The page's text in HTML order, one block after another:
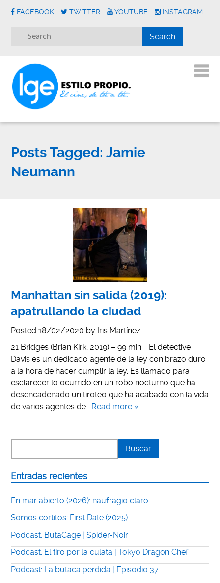
FACEBOOK TWITTER YOUTUBE INSTAGRAM
Posts Tagged: Jamie
Neumann
Manhattan sin salida (2019):
apatrullando la ciudad
Posted18/02/2020 by Iris Martínez
21 Bridges (Brian Kirk, 2019) – 99 min. El detective
Davis es un dedicado agente de la ley con brazo duro
a la hora de hacer cumplir la ley. Es llamado para
esclarecer lo ocurrido en un robo nocturno que ha
desencadenado un tiroteo que ha acabado con la vida
de varios agentes de… Read more »
Entradas recientes
En mar abierto (2026): naufragio claro
Somos cortitos: First Date (2025)
Podcast: ButaCage | Spider-Noir
Podcast: El tiro por la culata | Tokyo Dragon Chef
Podcast: La butaca perdida | Episodio 37